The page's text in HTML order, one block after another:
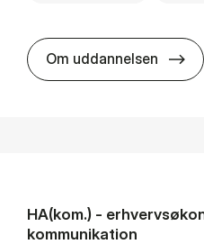
Om uddannelsen
HA(kom.) -
kommunikation